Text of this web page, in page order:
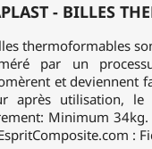
- BILLES
thermoformables
par un
et deviennent
après utilisation,
Minimum
: